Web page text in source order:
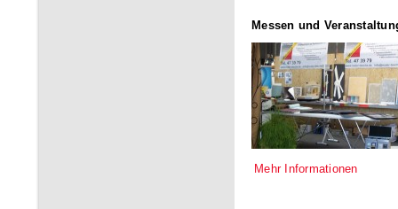
Messen und
Mehr Informationen